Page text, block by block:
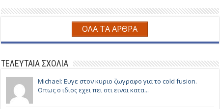
ΟΛΑ ΤΑ ΑΡΘΡΑ
ΤΕΛΕΥΤΑΙΑ ΣΧΟΛΙΑ
Michael: Ευγε στον κυριο ζωγραφο για το cold fusion.
Οπως ο ιδιος εχει πει οτι ειναι κατα...